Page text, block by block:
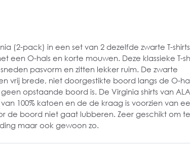
(2-pack) in een set van 2 dezelfde zwarte T-
een O-hals en korte mouwen. Deze klassieke T-
pasvorm en zitten lekker ruim. De zwarte
vrij brede, niet doorgestikte boord langs de O-
opstaande boord is. De Virginia shirts van
van 100% katoen en de de kraag is voorzien van
de boord niet gaat lubberen. Zeer geschikt om te
maar ook gewoon zo.